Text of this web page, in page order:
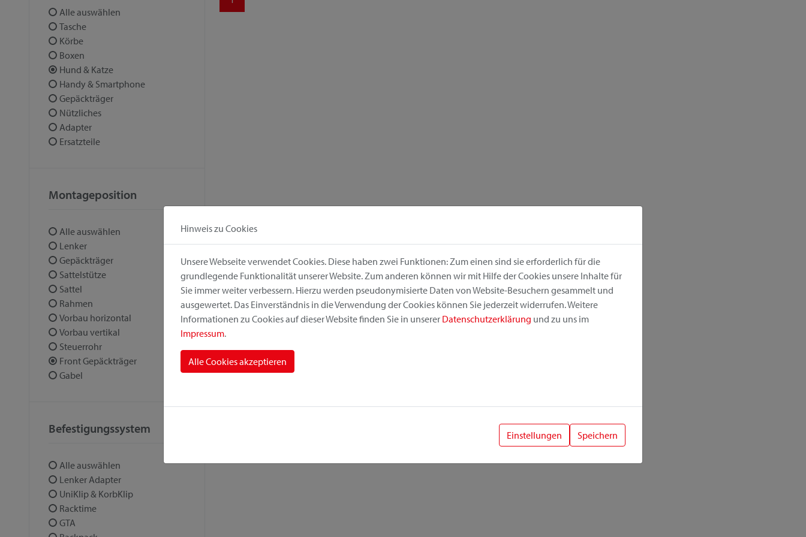
Alle auswählen
Tasche
Körbe
Boxen
Hund & Katze
Handy & Smartphone
Gepäckträger
Nützliches
Adapter
Ersatzteile
Montageposition
Alle auswählen
Lenker
Gepäckträger
Sattelstütze
Sattel
Rahmen
Vorbau horizontal
Vorbau vertikal
Steuerrohr
Front Gepäckträger
Gabel
Befestigungssystem
Alle auswählen
Lenker Adapter
UniKlip & KorbKlip
Racktime
GTA
Hinweis zu Cookies
Unsere Webseite verwendet Cookies. Diese haben zwei Funktionen: Zum einen sind sie erforderlich für die
grundlegende Funktionalität unserer Website. Zum anderen können wir mit Hilfe der Cookies unsere Inhalte für
Sie immer weiter verbessern. Hierzu werden pseudonymisierte Daten von Website-Besuchern gesammelt und
ausgewertet. Das Einverständnis in die Verwendung der Cookies können Sie jederzeit widerrufen. Weitere
Informationen zu Cookies auf dieser Website finden Sie in unserer Datenschutzerklärung und zu uns im
Impressum.
Alle Cookies akzeptieren
Einstellungen Speichern